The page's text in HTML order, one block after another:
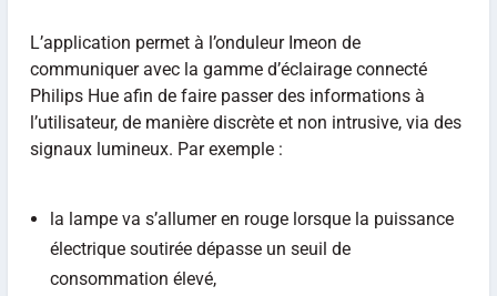
L’application permet à l’onduleur Imeon de
communiquer avec la gamme d’éclairage connecté
Philips Hue afin de faire passer des informations à
l’utilisateur, de manière discrète et non intrusive, via des
signaux lumineux. Par exemple :
la lampe va s’allumer en rouge lorsque la puissance
électrique soutirée dépasse un seuil de
consommation élevé,